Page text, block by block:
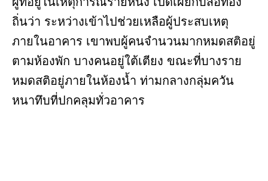
ถิ่นว่า ระหว่างเข้าไปช่วยเหลือผู้ประสบเหตุ
ภายในอาคาร เขาพบผู้คนจำนวนมากหมดสติอยู่
ตามห้องพัก บางคนอยู่ใต้เตียง ขณะที่บางราย
หมดสติอยู่ภายในห้องน้ำ ท่ามกลางกลุ่มควัน
หนาทึบที่ปกคลุมทั่วอาคาร